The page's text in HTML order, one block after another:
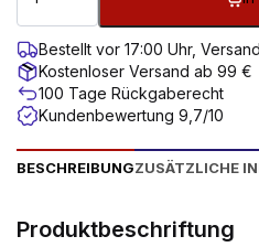
Bestellt vor 17:00 Uhr,
Kostenloser Versand ab 99 €
100 Tage Rückgaberecht
Kundenbewertung 9,7/10
BESCHREIBUNGZUSÄTZLICHE
Produktbeschriftung